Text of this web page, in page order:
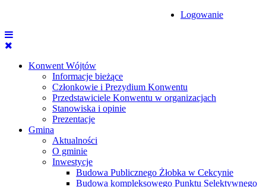
Logowanie
Konwent Wójtów
Informacje bieżące
Członkowie i Prezydium Konwentu
Przedstawiciele Konwentu w organizacjach
Stanowiska i opinie
Prezentacje
Gmina
Aktualności
O gminie
Inwestycje
Budowa Publicznego Żłobka w Cekcynie
Budowa kompleksowego Punktu Selektywnego